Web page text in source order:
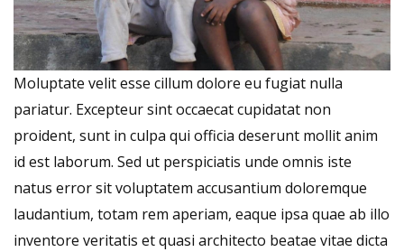
Moluptate velit esse cillum dolore eu fugiat nulla
pariatur. Excepteur sint occaecat cupidatat non
proident, sunt in culpa qui officia deserunt mollit anim
id est laborum. Sed ut perspiciatis unde omnis iste
natus error sit voluptatem accusantium doloremque
laudantium, totam rem aperiam, eaque ipsa quae ab illo
inventore veritatis et quasi architecto beatae vitae dicta